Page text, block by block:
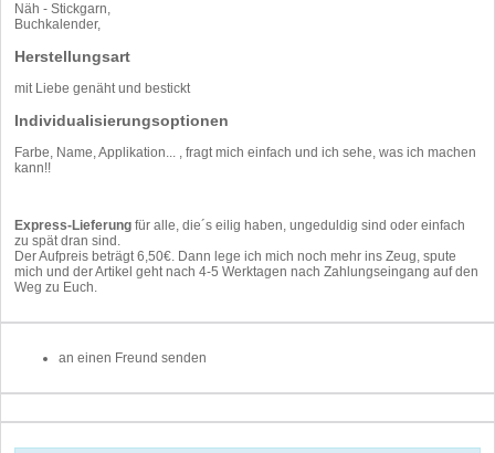
Näh - Stickgarn,
Buchkalender,
Herstellungsart
mit Liebe genäht und bestickt
Individualisierungsoptionen
Farbe, Name, Applikation... , fragt mich einfach und ich sehe, was ich machen
kann!!
Express-Lieferung für alle, die´s eilig haben, ungeduldig sind oder einfach
zu spät dran sind.
Der Aufpreis beträgt 6,50€. Dann lege ich mich noch mehr ins Zeug, spute
mich und der Artikel geht nach 4-5 Werktagen nach Zahlungseingang auf den
Weg zu Euch.
an einen Freund senden